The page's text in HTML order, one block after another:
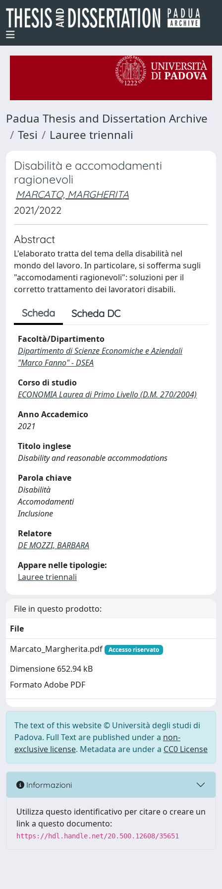
Padua Thesis and Dissertation Archive
Tesi
Lauree triennali
Disabilità e accomodamenti
ragionevoli
MARCATO, MARGHERITA
2021/2022
Abstract
L'elaborato tratta del tema della disabilità nel
mondo del lavoro. In particolare, si sofferma sugli
"accomodamenti ragionevoli": soluzioni per il
corretto trattamento dei lavoratori disabili.
Scheda Scheda DC
Facoltà/Dipartimento
Dipartimento di Scienze Economiche e Aziendali
"Marco Fanno" - DSEA
Corso di studio
ECONOMIA Laurea di Primo Livello (D.M. 270/2004)
Anno Accademico
2021
Titolo inglese
Disability and reasonable accommodations
Parola chiave
Disabilità
Accomodamenti
Inclusione
Relatore
DE MOZZI, BARBARA
Appare nelle tipologie:
Lauree triennali
File in questo prodotto:
File
Marcato_Margherita.pdf
Accesso riservato
Dimensione 652.94 kB
Formato Adobe PDF
The text of this website © Università degli studi di
Padova. Full Text are published under a non-
exclusive license. Metadata are under a CC0 License
Informazioni
Utilizza questo identificativo per citare o creare un
link a questo documento:
https://hdl.handle.net/20.500.12608/35651